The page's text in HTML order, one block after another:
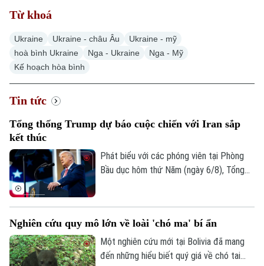
Từ khoá
Ukraine Ukraine - châu Âu
Ukraine - mỹ
hoà bình Ukraine
Nga - Ukraine
Nga - Mỹ
Kế hoạch hòa bình
Tin tức
Tổng thống Trump dự báo cuộc chiến với Iran sắp
kết thúc
Phát biểu với các phóng viên tại Phòng
Bầu dục hôm thứ Năm (ngày 6/8), Tổng
đang gặp vấn đề về nguồn cung một số
loại vũ khí.
Nghiên cứu quy mô lớn về loài 'chó ma' bí ẩn
Một nghiên cứu mới tại Bolivia đã mang
đến những hiểu biết quý giá về chó tai